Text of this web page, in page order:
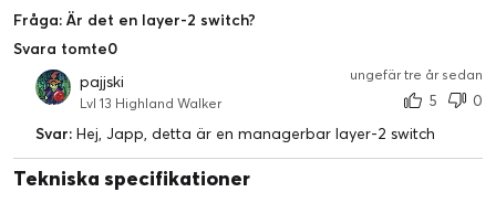
Fråga: Är det en layer-2 switch?
Svara tomte0
pajjski
Lvl 13 Highland Walker
ungefär tre år sedan
5
0
Svar: Hej, Japp, detta är en managerbar layer-2 switch
Tekniska specifikationer